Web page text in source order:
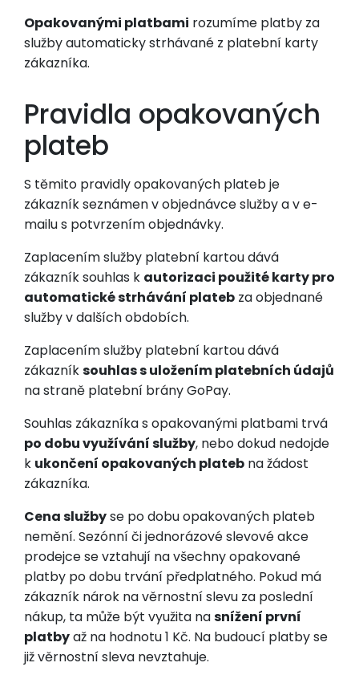
Opakovanými platbami rozumíme platby za
služby automaticky strhávané z platební karty
zákazníka.
Pravidla opakovaných
plateb
S těmito pravidly opakovaných plateb je
zákazník seznámen v objednávce služby a v e-
mailu s potvrzením objednávky.
Zaplacením služby platební kartou dává
zákazník souhlas k autorizaci použité karty pro
automatické strhávání plateb za objednané
služby v dalších obdobích.
Zaplacením služby platební kartou dává
zákazníksouhlas s uložením platebních údajů
na straně platební brány GoPay.
Souhlas zákazníka s opakovanými platbami trvá
po dobu využívání služby, nebo dokud nedojde
k ukončení opakovaných plateb na žádost
zákazníka.
Cena službyse po dobu opakovaných plateb
nemění. Sezónní či jednorázové slevové akce
prodejce se vztahují na všechny opakované
platby po dobu trvání předplatného. Pokud má
zákazník nárok na věrnostní slevu za poslední
nákup, ta může být využita nasnížení první
platbyaž na hodnotu 1 Kč. Na budoucí platby se
již věrnostní sleva nevztahuje.